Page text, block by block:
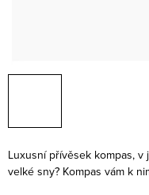
Luxusní přívěsek kompas,
velké sny? Kompas vám k